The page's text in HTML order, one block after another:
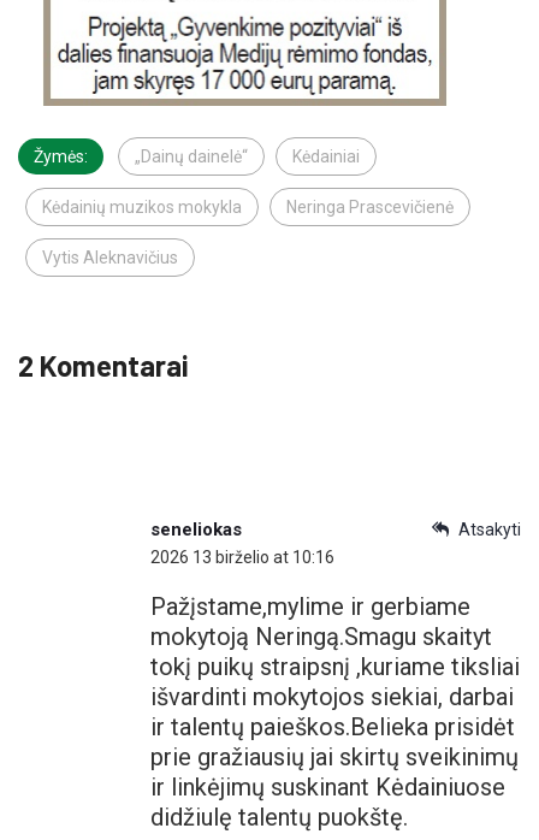
Žymės: „Dainų dainelė“ Kėdainiai
Kėdainių muzikos mokykla Neringa Prascevičienė
Vytis Aleknavičius
2 Komentarai
Atsakyti
seneliokas
2026 13 birželio at 10:16
Pažįstame,mylime ir gerbiame
mokytoją Neringą.Smagu skaityt
tokį puikų straipsnį ,kuriame tiksliai
išvardinti mokytojos siekiai, darbai
ir talentų paieškos.Belieka prisidėt
prie gražiausių jai skirtų sveikinimų
ir linkėjimų suskinant Kėdainiuose
didžiulę talentų puokštę.